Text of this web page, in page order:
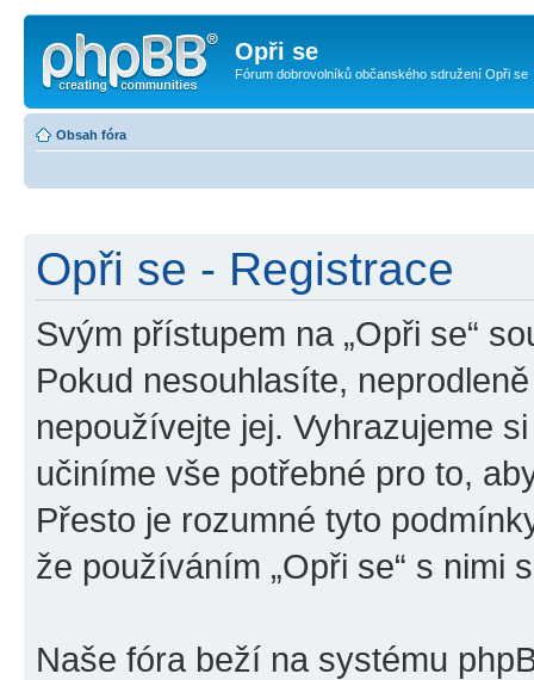
Opři se
Fórum dobrovolníků občanského sdružení Opři se
Obsah fóra
Opři se - Registrace
Svým přístupem na „Opři se“
Pokud nesouhlasíte,
nepoužívejte jej. Vyhrazujeme
učiníme vše potřebné pro to,
Přesto je rozumné tyto
že používáním „Opři se“ s nimi
Naše fóra beží na systému